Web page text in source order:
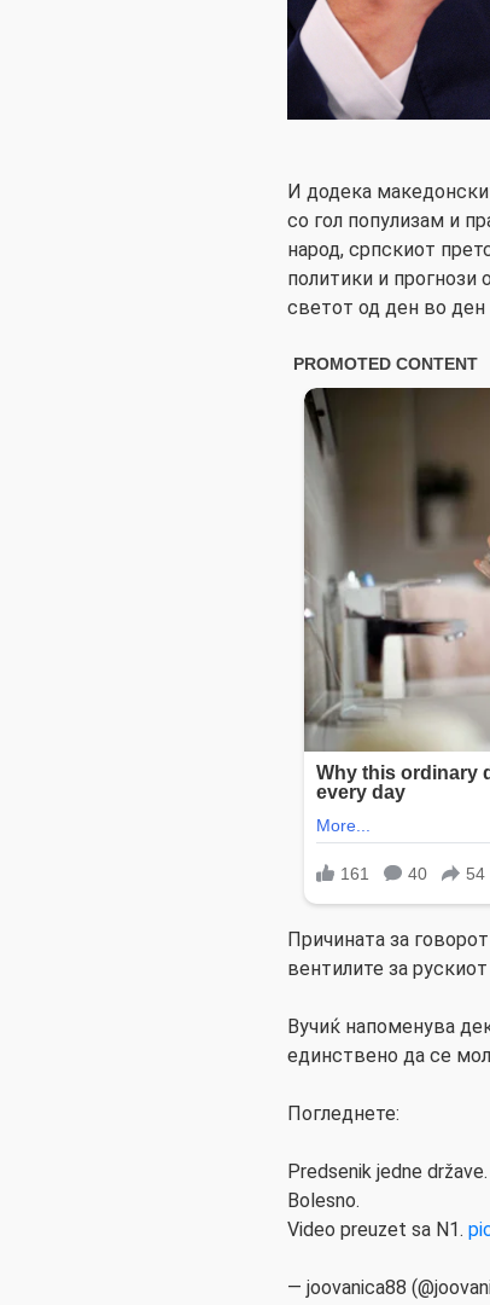
И додека
со гол популизам и
народ, српскиот
политики и прогнози
светот од ден во
Причината за
вентилите за
Вучиќ напоменува
единствено да се
Погледнете:
Predsenik jedne države.
Bolesno.
Video preuzet sa N1.
— joovanica88